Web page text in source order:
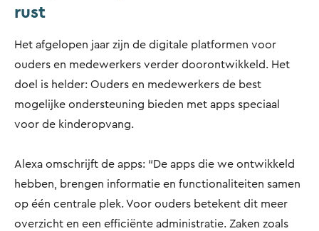
rust
Het afgelopen jaar zijn de digitale platformen voor
ouders en medewerkers verder doorontwikkeld. Het
doel is helder: Ouders en medewerkers de best
mogelijke ondersteuning bieden met apps speciaal
voor de kinderopvang.
Alexa omschrijft de apps: “De apps die we ontwikkeld
hebben, brengen informatie en functionaliteiten samen
op één centrale plek. Voor ouders betekent dit meer
overzicht en een efficiënte administratie. Zaken zoals